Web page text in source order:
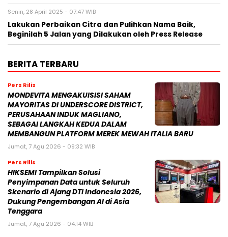
Senin, 28 April 2025 - 07:47 WIB
Lakukan Perbaikan Citra dan Pulihkan Nama Baik,
Beginilah 5 Jalan yang Dilakukan oleh Press Release
BERITA TERBARU
Pers Rilis
MONDEVITA MENGAKUISISI SAHAM
MAYORITAS DI UNDERSCORE DISTRICT,
PERUSAHAAN INDUK MAGLIANO,
SEBAGAI LANGKAH KEDUA DALAM
MEMBANGUN PLATFORM MEREK MEWAH ITALIA BARU
Jumat, 7 Agu 2026 - 09:32 WIB
Pers Rilis
HIKSEMI Tampilkan Solusi
Penyimpanan Data untuk Seluruh
Skenario di Ajang DTI Indonesia 2026,
Dukung Pengembangan AI di Asia
Tenggara
Jumat, 7 Agu 2026 - 04:14 WIB